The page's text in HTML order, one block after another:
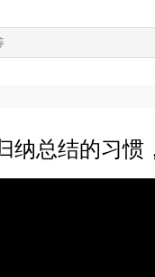
纳总结的习惯